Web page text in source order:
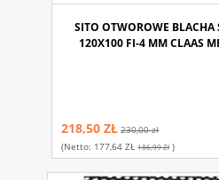
SITO OTWOROWE BLACHA
120X100 FI-4 MM CLAAS
218,50 ZŁ 230,00 zł
(netto: 177,64 ZŁ 186,99 Zł)